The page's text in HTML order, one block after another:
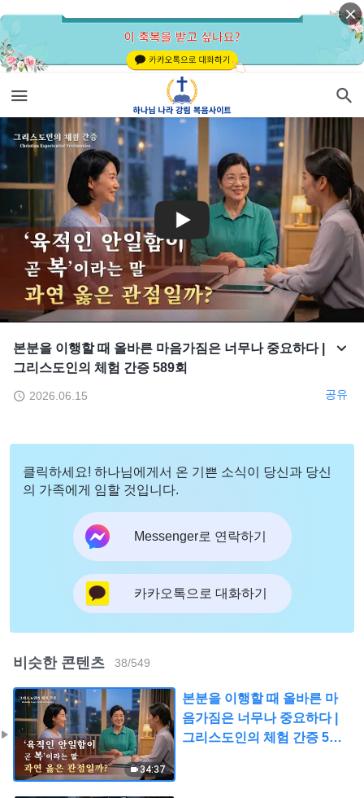
본분을 이행할 때 올바른 마음가짐은 너무나 중요하다 |
그리스도인의 체험 간증 589회
2026.06.15 공유
클릭하세요! 하나님에게서 온 기쁜 소식이 당신과 당신
의 가족에게 임할 것입니다.
Messenger로 연락하기
카카오톡으로 대화하기
비슷한 콘텐츠 38/549
34:37
본분을 이행할 때 올바른 마
음가짐은 너무나 중요하다 |
그리스도인의 체험 간증 589